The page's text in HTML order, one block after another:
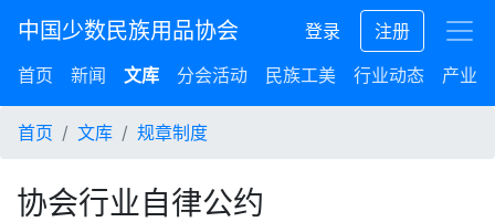
中国少数民族用品协会 登录
注册
首页
新闻 文库 分会活动 民族工美 行业动态 产业
首页 文库 规章制度
协会行业自律公约